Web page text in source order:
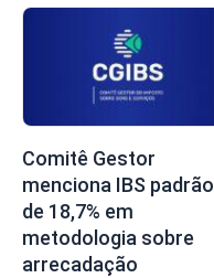
Comitê Gestor
menciona IBS padrão
de 18,7% em
metodologia sobre
arrecadação